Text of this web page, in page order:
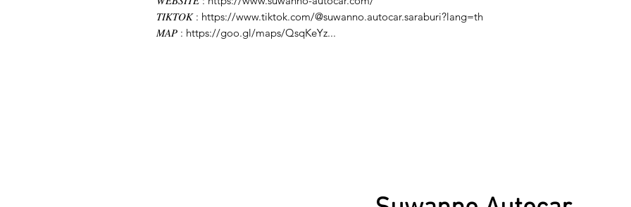
𝑇𝐼𝐾𝑇𝑂𝐾: https://www.tiktok.com/@suwanno.autocar.saraburi?lang=th
𝑀𝐴𝑃 : https://goo.gl/maps/QsqKeYz...